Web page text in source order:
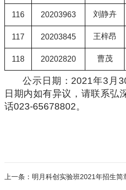
116 20203963 刘静卉
117 20203845 王梓昂
118 20202820 曹茂
公示日期： 2021年3 月
日期内如有异议，请联系弘
话023-65678802。
上一条：明月科创实验班2021年招生简